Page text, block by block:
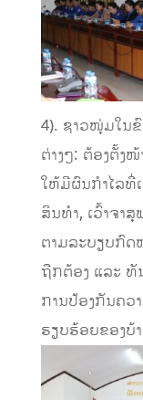
4). ຊາວໜຸ່ມໃນ
ຕ່າງໆ: ຕ້ອງຕັ້ງ
ໃຫ້ມີຜົນກໍາໄລທີ່
ສິນທໍາ, ເວົ້າຈາ
ຕາມລະບຽບກົດ
ຖືກຕ້ອງ ແລະ ທັ
ການປ້ອງກັນຄວ
ຮຽບຮ້ອຍຂອງບ້